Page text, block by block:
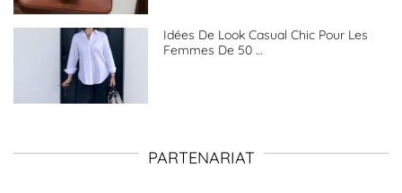
Idées De Look Casual Chic Pour Les
Femmes De 50 …
PARTENARIAT